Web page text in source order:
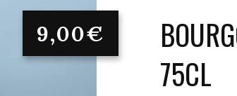
75CL
9,00€